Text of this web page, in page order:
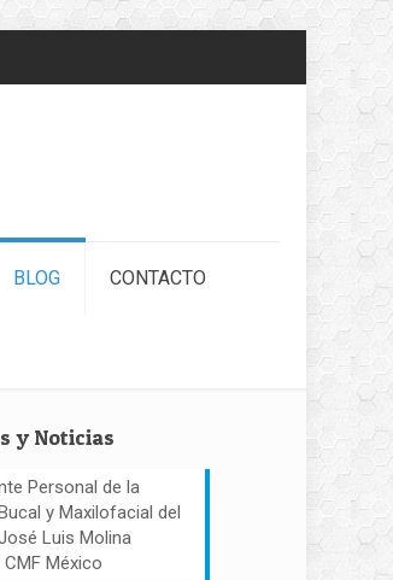
BLOG CONTACTO
y Noticias
Personal de la
y Maxilofacial del
Luis Molina
México